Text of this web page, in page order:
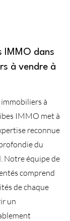
IMMO dans
à vendre à
à
IMMO met à
reconnue
du
Notre équipe de
comprend
de chaque
un